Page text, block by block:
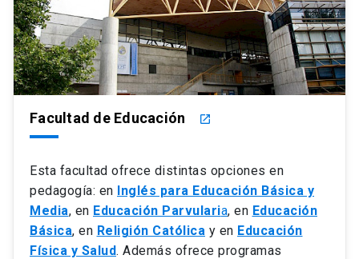
Facultad de Educación launch
Esta facultad ofrece distintas opciones en
pedagogía: en Inglés para Educación Básica y
Media, en Educación Parvularia, en Educación
Básica, en Religión Católica y en Educación
Física y Salud. Además ofrece programas